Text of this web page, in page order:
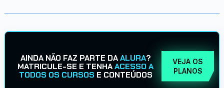
AINDA NÃO FAZ PARTE DAALURA?
MATRICULE-SE E TENHAACESSO A
TODOS OS CURSOS E CONTEÚDOS
VEJA OS
PLANOS